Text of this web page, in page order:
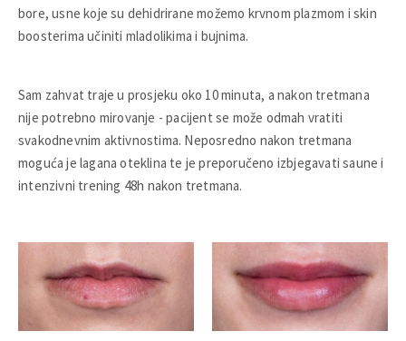
bore, usne koje su dehidrirane možemo krvnom plazmom i skin
boosterima učiniti mladolikima i bujnima.
Sam zahvat traje u prosjeku oko 10 minuta, a nakon tretmana
nije potrebno mirovanje - pacijent se može odmah vratiti
svakodnevnim aktivnostima. Neposredno nakon tretmana
moguća je lagana oteklina te je preporučeno izbjegavati saune i
intenzivni trening 48h nakon tretmana.